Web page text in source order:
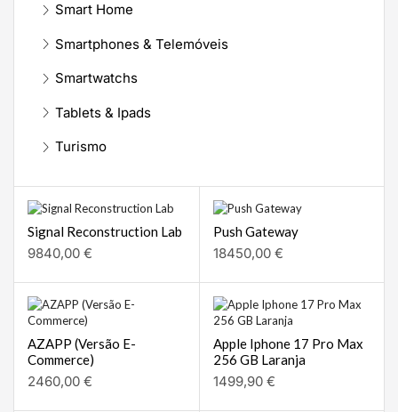
Smart Home
Smartphones & Telemóveis
Smartwatchs
Tablets & Ipads
Turismo
Signal Reconstruction Lab
9840,00 €
Push Gateway
18450,00 €
AZAPP (Versão E-
Commerce)
2460,00 €
Apple Iphone 17 Pro Max
256 GB Laranja
1499,90 €